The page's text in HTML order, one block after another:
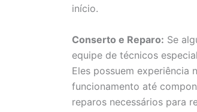
início.
Conserto e Reparo: Se
equipe de técnicos
Eles possuem experiência
funcionamento até
reparos necessários para